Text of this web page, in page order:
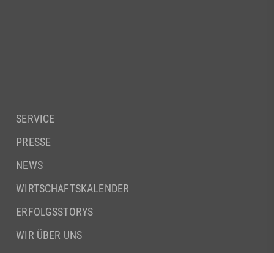
SERVICE
PRESSE
NEWS
WIRTSCHAFTSKALENDER
ERFOLGSSTORYS
WIR ÜBER UNS